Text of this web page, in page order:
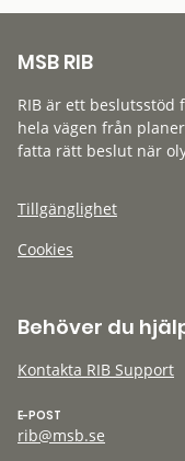
MSB RIB
RIB är ett beslutsstöd
hela vägen från
fatta rätt beslut när
Tillgänglighet
Cookies
Behöver du
Kontakta RIB Support
E-POST
rib@msb.se